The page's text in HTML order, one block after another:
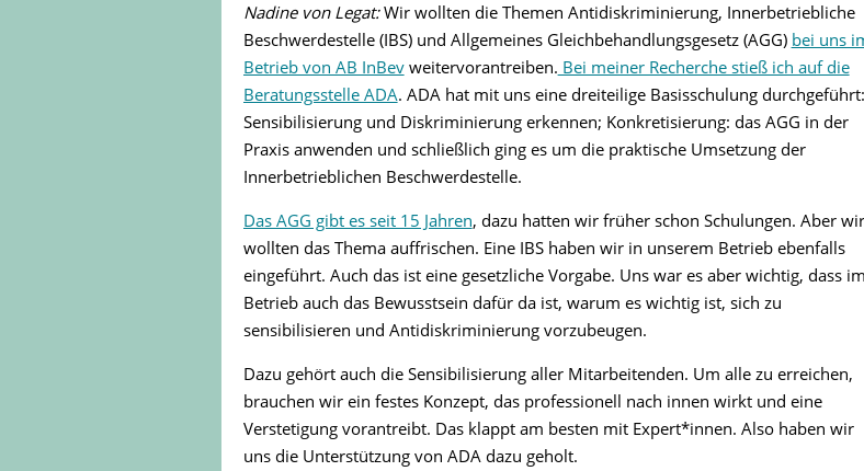
Nadine von Legat:Wir wollten die Themen Antidiskriminierung, Innerbetriebliche
Beschwerdestelle (IBS) und Allgemeines Gleichbehandlungsgesetz (AGG) bei uns
Betrieb von AB InBevweitervorantreiben. Bei meiner Recherche stieß ich auf die
Beratungsstelle ADA. ADA hat mit uns eine dreiteilige Basisschulung durchgeführt:
Sensibilisierung und Diskriminierung erkennen; Konkretisierung: das AGG in der
Praxis anwenden und schließlich ging es um die praktische Umsetzung der
Innerbetrieblichen Beschwerdestelle.
Das AGG gibt es seit 15 Jahren, dazu hatten wir früher schon Schulungen. Aber wir
wollten das Thema auffrischen. Eine IBS haben wir in unserem Betrieb ebenfalls
eingeführt. Auch das ist eine gesetzliche Vorgabe. Uns war es aber wichtig, dass im
Betrieb auch das Bewusstsein dafür da ist, warum es wichtig ist, sich zu
sensibilisieren und Antidiskriminierung vorzubeugen.
Dazu gehört auch die Sensibilisierung aller Mitarbeitenden. Um alle zu erreichen,
brauchen wir ein festes Konzept, das professionell nach innen wirkt und eine
Verstetigung vorantreibt. Das klappt am besten mit Expert*innen. Also haben wir
uns die Unterstützung von ADA dazu geholt.